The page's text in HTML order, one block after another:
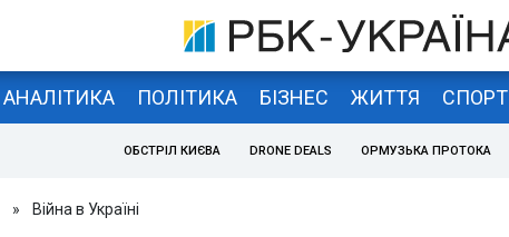
АНАЛІТИКА ПОЛІТИКА БІЗНЕС ЖИТТЯ СПОРТ
ОБСТРІЛ КИЄВА DRONE DEALS ОРМУЗЬКА ПРОТОКА
» Війна в Україні